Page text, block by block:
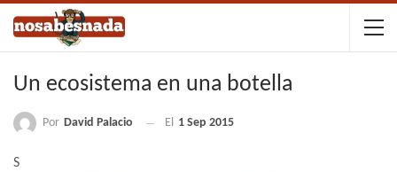
Un ecosistema en una botella
Por David Palacio El 1 Sep 2015
S